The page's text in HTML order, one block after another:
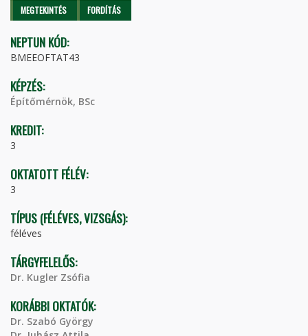
Elsődleges fülek
MEGTEKINTÉS (AKTÍVFORDÍTÁS
NEPTUN KÓD:
BMEEOFTAT43
KÉPZÉS:
Építőmérnök, BSc
KREDIT:
3
OKTATOTT FÉLÉV:
3
TÍPUS (FÉLÉVES, VIZSGÁS):
féléves
TÁRGYFELELŐS:
Dr. Kugler Zsófia
KORÁBBI OKTATÓK:
Dr. Szabó György